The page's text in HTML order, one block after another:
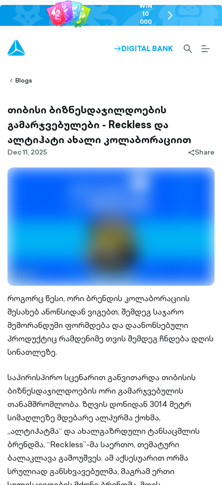
WIN
10
000
chevron-
right-
ARROW-
DIGITAL BANK
SEARCH-
OUTLINED
Blogs
თიბისი ბიზნესდაჯილდოების
გამარჯვებულები - Reckless და
ალტიჰატი ახალი კოლაბორაციით
Dec 11, 2025
share-
Share
როგორც წესი, ორი ბრენდის კოლაბორაციის
შესახებ ანონსიდან ვიგებთ, შემდეგ საჯარო
მემორანდუმი ფორმდება და დაანონსებული
პროდუქტიც რამდენიმე თვის შემდეგ ჩნდება დღის
სინათლეზე.
საპირისპირო სცენარით განვითარდა თიბისის
ბიზნესდაჯილდოების ორი გამარჯვებულის
თანამშრომლობა. ზღვის დონიდან 3014 მეტრ
სიმაღლეზე მდებარე ალპურმა ქოხმა,
„ალტიჰატმა“ და ახალგაზრდული ტანსაცმლის
ბრენდმა, “Reckless”-მა საერთო, თემატური
ბალაკლავა გამოუშვეს. ამ აქსესუარით ორმა
სრულიად განსხვავებულმა, მაგრამ ერთი